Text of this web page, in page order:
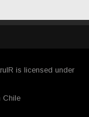
is licensed under
Chile